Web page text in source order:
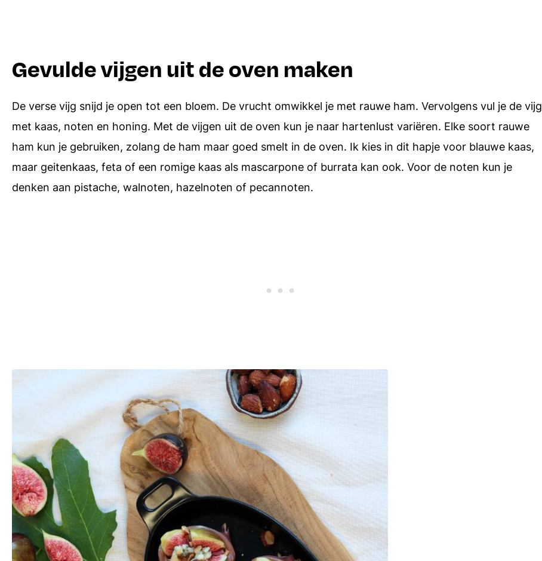
Gevulde vijgen uit de oven maken
De verse vijg snijd je open tot een bloem. De vrucht omwikkel je met rauwe ham. Vervolgens vul je de vijg
met kaas, noten en honing. Met de vijgen uit de oven kun je naar hartenlust variëren. Elke soort rauwe
ham kun je gebruiken, zolang de ham maar goed smelt in de oven. Ik kies in dit hapje voor blauwe kaas,
maar geitenkaas, feta of een romige kaas als mascarpone of burrata kan ook. Voor de noten kun je
denken aan pistache, walnoten, hazelnoten of pecannoten.